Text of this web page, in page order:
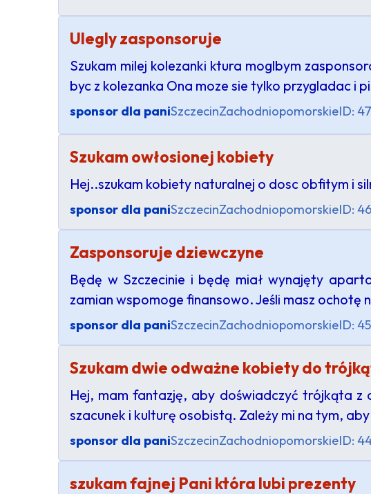
Ulegly zasponsoruje
Szukam milej kolezanki ktura moglbym
byc z kolezanka Ona moze sie tylko przygladac i
sponsor dla paniSzczecinZachodniopomorskieID:
Szukam owłosionej kobiety
Hej..szukam kobiety naturalnej o dosc obfitym i
sponsor dla paniSzczecinZachodniopomorskieID:
Zasponsoruje dziewczyne
Będę w Szczecinie i będę miał wynajęty
zamian wspomoge finansowo. Jeśli masz ochotę
sponsor dla paniSzczecinZachodniopomorskieID:
Szukam dwie odważne kobiety do
Hej, mam fantazję, aby doświadczyć trójkąta z
szacunek i kulturę osobistą. Zależy mi na tym,
sponsor dla paniSzczecinZachodniopomorskieID:
szukam fajnej Pani która lubi prezenty